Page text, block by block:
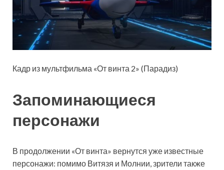
Кадр из мультфильма «От винта 2» (Парадиз)
Запоминающиеся
персонажи
В продолжении «От винта» вернутся уже известные
персонажи: помимо Витязя и Молнии, зрители также